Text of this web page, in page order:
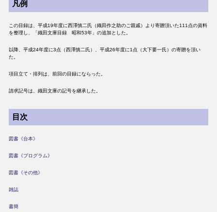
凡例
この目録は、平成19年度に西澤慎二氏（織田作之助のご親戚）より寄贈頂いた111点の資料
を整理し、「織田文庫目録 昭和53年」の追加とした。
以降、平成24年度に3点（西澤慎二氏）、平成26年度に1点（大下要一氏）の寄贈を頂い
た。
項目立て・排列は、前回の目録にならった。
請求記号は、織田文庫の記号を継承した。
目次
図書《台本》
図書《プログラム》
図書《その他》
雑誌
書簡